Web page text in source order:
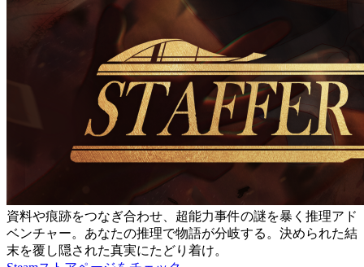
資料や痕跡をつなぎ合わせ、超能力事件の謎を暴く推理アド
ベンチャー。あなたの推理で物語が分岐する。決められた結
末を覆し隠された真実にたどり着け。